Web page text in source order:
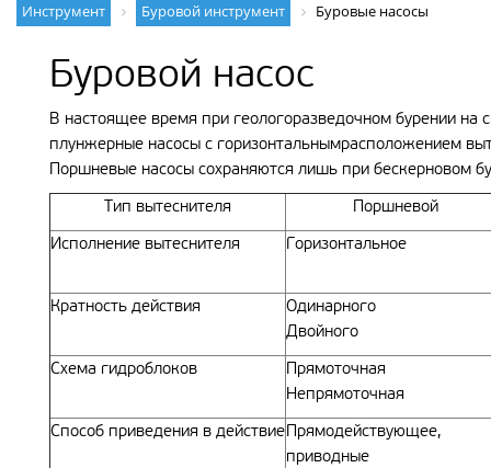
Инструмент Буровой инструмент Буровые насосы
Буровой насос
В настоящее время при геологоразведочном бурении
плунжерные насосы с горизонтальнымрасположением
Поршневые насосы сохраняются лишь при бескерновом
Тип вытеснителя
Поршневой
Исполнение вытеснителя
Горизонтальное
Кратность действия
Одинарного
Двойного
Схема гидроблоков
Прямоточная
Непрямоточная
Способ приведения в действиеПрямодействующее,
приводные